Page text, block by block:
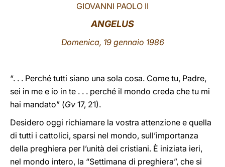
LATINE
GIOVANNI PAOLO II
ANGELUS
Domenica, 19 gennaio 1986
“. . . Perché tutti siano una sola cosa. Come tu, Padre,
sei in me e io in te . . . perché il mondo creda che tu mi
hai mandato” (Gv 17, 21).
Desidero oggi richiamare la vostra attenzione e quella
di tutti i cattolici, sparsi nel mondo, sull’importanza
della preghiera per l’unità dei cristiani. È iniziata ieri,
nel mondo intero, la “Settimana di preghiera”, che si